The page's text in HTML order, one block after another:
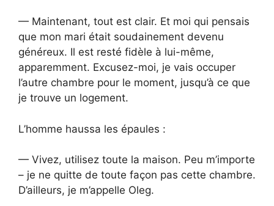
— Maintenant, tout est clair. Et moi qui pensais
que mon mari était soudainement devenu
généreux. Il est resté fidèle à lui-même,
apparemment. Excusez-moi, je vais occuper
l’autre chambre pour le moment, jusqu’à ce que
je trouve un logement.
L’homme haussa les épaules :
— Vivez, utilisez toute la maison. Peu m’importe
– je ne quitte de toute façon pas cette chambre.
D’ailleurs, je m’appelle Oleg.